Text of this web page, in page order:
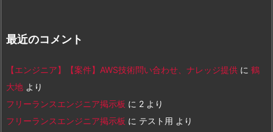
最近のコメント
【エンジニア】【案件】AWS技術問い合わせ、ナレッジ提供 に 鶴
大地 より
フリーランスエンジニア掲示板 に 2 より
フリーランスエンジニア掲示板 に テスト用 より